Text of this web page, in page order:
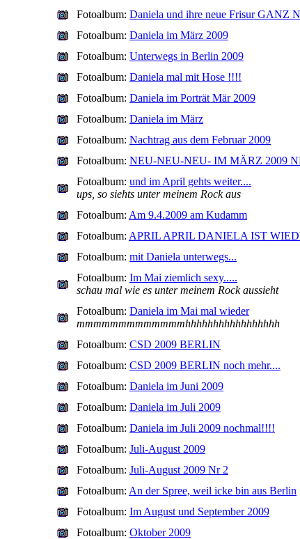
Fotoalbum: Daniela und ihre neue Frisur GANZ
Fotoalbum: Daniela im März 2009
Fotoalbum: Unterwegs in Berlin 2009
Fotoalbum: Daniela mal mit Hose !!!!
Fotoalbum: Daniela im Porträt Mär 2009
Fotoalbum: Daniela im März
Fotoalbum: Nachtrag aus dem Februar 2009
Fotoalbum: NEU-NEU-NEU- IM MÄRZ 2009
Fotoalbum: und im April gehts weiter....
ups, so siehts unter meinem Rock aus
Fotoalbum: Am 9.4.2009 am Kudamm
Fotoalbum: APRIL APRIL DANIELA IST
Fotoalbum: mit Daniela unterwegs...
Fotoalbum: Im Mai ziemlich sexy.....
schau mal wie es unter meinem Rock aussieht
Fotoalbum: Daniela im Mai mal wieder
mmmmmmmmmmmmmhhhhhhhhhhhhhhhhh
Fotoalbum: CSD 2009 BERLIN
Fotoalbum: CSD 2009 BERLIN noch mehr....
Fotoalbum: Daniela im Juni 2009
Fotoalbum: Daniela im Juli 2009
Fotoalbum: Daniela im Juli 2009 nochmal!!!!
Fotoalbum: Juli-August 2009
Fotoalbum: Juli-August 2009 Nr 2
Fotoalbum: An der Spree, weil icke bin aus Berlin
Fotoalbum: Im August und September 2009
Fotoalbum: Oktober 2009